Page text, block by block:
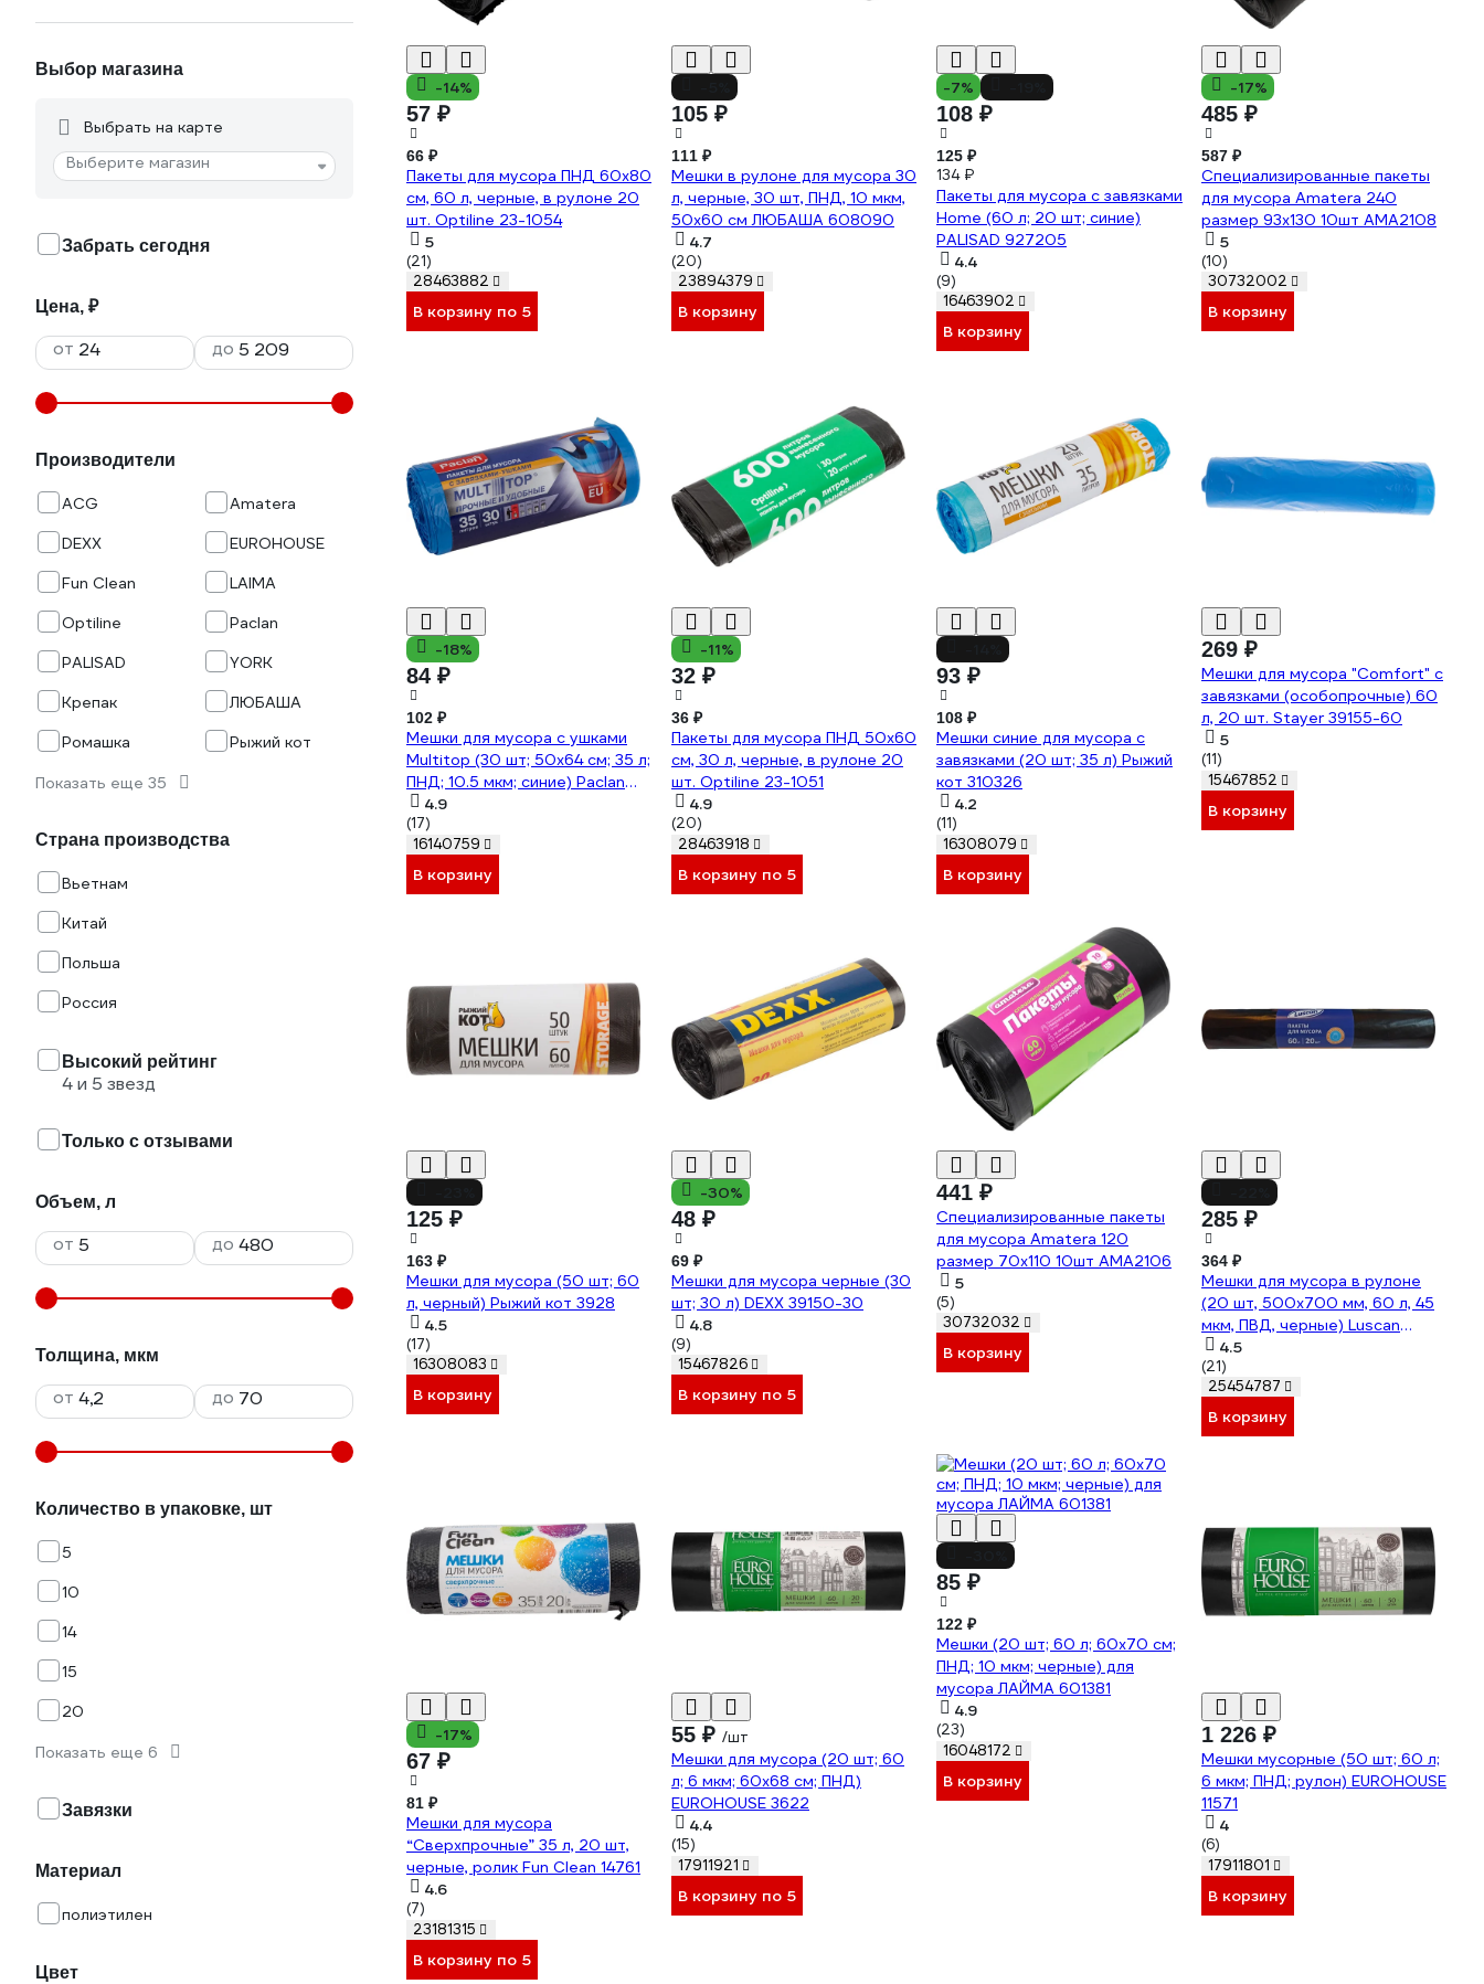
Выбор магазина
Выбрать на карте
Выберите магазин
Забрать сегодня
Цена, ₽
от до
Производители
ACG
Amatera
DEXX
EUROHOUSE
Fun Clean
LAIMA
Optiline
Paclan
PALISAD
YORK
Крепак
ЛЮБАША
Ромашка
Рыжий кот
Показать еще 35
Страна производства
Вьетнам
Китай
Польша
Россия
Высокий рейтинг
4 и 5 звезд
Только с отзывами
Объем, л
от до
Толщина, мкм
от до
Количество в упаковке, шт
5
10
14
15
20
Показать еще 6
Завязки
Материал
полиэтилен
Цвет
-14%
57 ₽
66 ₽
Пакеты для мусора ПНД 60x80
см, 60 л, черные, в рулоне 20
шт. Optiline 23-1054
5
(21)
28463882
В корзину по 5
105 ₽
111 ₽
Мешки в рулоне для мусора 30
л, черные, 30 шт, ПНД, 10 мкм,
50x60 см ЛЮБАША 608090
4.7
(20)
23894379
В корзину
-7%
108 ₽
125 ₽
134 ₽
Пакеты для мусора с завязками
Home (60 л; 20 шт; синие)
PALISAD 927205
4.4
(9)
16463902
В корзину
-17%
485 ₽
587 ₽
Специализированные пакеты
для мусора Amatera 240
размер 93x130 10шт AMA2108
5
(10)
30732002
В корзину
-18%
84 ₽
102 ₽
Мешки для мусора с ушками
Multitop (30 шт; 50x64 см; 35 л;
ПНД; 10.5 мкм; синие) Paclan
600819
4.9
(17)
16140759
В корзину
-11%
32 ₽
36 ₽
Пакеты для мусора ПНД 50x60
см, 30 л, черные, в рулоне 20
шт. Optiline 23-1051
4.9
(20)
28463918
В корзину по 5
93 ₽
108 ₽
Мешки синие для мусора с
завязками (20 шт; 35 л) Рыжий
кот 310326
4.2
(11)
16308079
В корзину
269 ₽
Мешки для мусора "Comfort" с
завязками (особопрочные) 60
л, 20 шт. Stayer 39155-60
5
(11)
15467852
В корзину
125 ₽
163 ₽
Мешки для мусора (50 шт; 60
л, черный) Рыжий кот 3928
4.5
(17)
16308083
В корзину
-30%
48 ₽
69 ₽
Мешки для мусора черные (30
шт; 30 л) DEXX 39150-30
4.8
(9)
15467826
В корзину по 5
441 ₽
Специализированные пакеты
для мусора Amatera 120
размер 70x110 10шт AMA2106
5
(5)
30732032
В корзину
285 ₽
364 ₽
Мешки для мусора в рулоне
(20 шт, 500х700 мм, 60 л, 45
мкм, ПВД, черные) Luscan
1557726
4.5
(21)
25454787
В корзину
-17%
67 ₽
81 ₽
Мешки для мусора
“Сверхпрочные” 35 л, 20 шт,
черные, ролик Fun Clean 14761
4.6
(7)
23181315
В корзину по 5
55 ₽ /шт
Мешки для мусора (20 шт; 60
л; 6 мкм; 60х68 см; ПНД)
EUROHOUSE 3622
4.4
(15)
17911921
В корзину по 5
85 ₽
122 ₽
Мешки (20 шт; 60 л; 60х70 см;
ПНД; 10 мкм; черные) для
мусора ЛАЙМА 601381
4.9
(23)
16048172
В корзину
1 226 ₽
Мешки мусорные (50 шт; 60 л;
6 мкм; ПНД; рулон) EUROHOUSE
11571
4
(6)
17911801
В корзину